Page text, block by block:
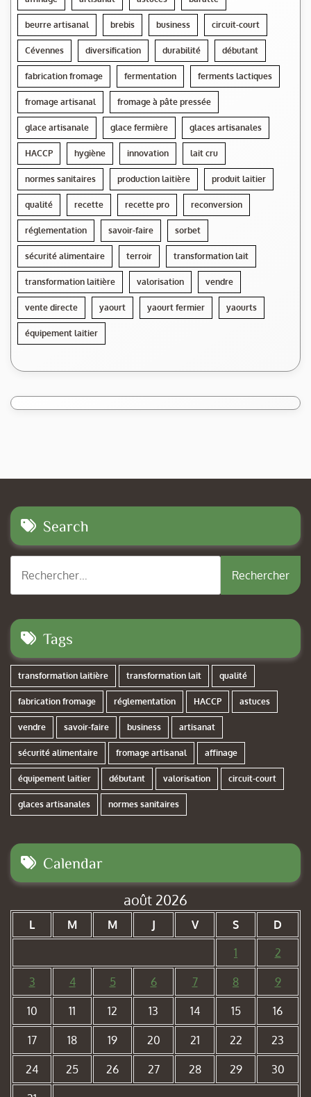
beurre artisanal brebis business circuit-court
Cévennes diversification durabilité débutant
fabrication fromage fermentation ferments lactiques
fromage artisanal fromage à pâte pressée
glace artisanale glace fermière glaces artisanales
HACCP hygiène innovation lait cru
normes sanitaires production laitière produit laitier
qualité recette recette pro reconversion
réglementation savoir-faire sorbet
sécurité alimentaire terroir transformation lait
transformation laitière valorisation vendre
vente directe yaourt yaourt fermier yaourts
équipement laitier
Search
Tags
transformation laitière transformation lait qualité
fabrication fromage réglementation HACCP astuces
vendre savoir-faire business artisanat
sécurité alimentaire fromage artisanal affinage
équipement laitier débutant valorisation circuit-court
glaces artisanales normes sanitaires
Calendar
août 2026
L M M J V S
D
1
2
3 4 5 6 7 8 9
10 11 12 13 14 15 16
17 18 19 20 21 22 23
24 25 26 27 28 29 30